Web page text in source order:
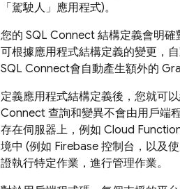
「駕駛人」應用程式)。
您的 SQL Connect 結構定義會明確
可根據應用程式結構定義的變更，
SQL Connect會自動產生額外的
定義應用程式結構定義後，您就可
Connect 查詢和變異不會由用戶端
存在伺服器上，例如 Cloud
境中 (例如 Firebase 控制台，以及
證執行特定作業，進行管理作業。